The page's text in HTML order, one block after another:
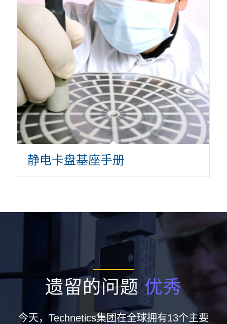
静电卡盘基座手册
遗留的问题优秀
今天，Technetics集团在全球拥有13个主要